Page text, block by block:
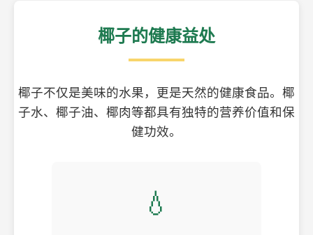
椰子的健康益处
椰子不仅是美味的水果，更是天然的健康食品。椰
子水、椰子油、椰肉等都具有独特的营养价值和保
健功效。
💧